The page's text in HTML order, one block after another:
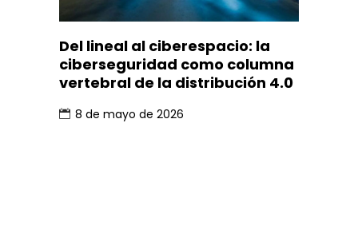
Del lineal al ciberespacio: la
ciberseguridad como columna
vertebral de la distribución 4.0
8 de mayo de 2026